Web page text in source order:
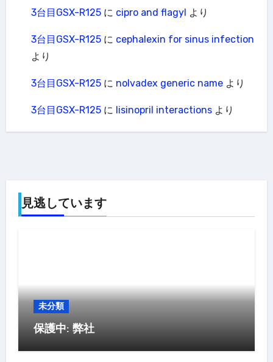
3台目GSX-R125に cipro and flagyl より
3台目GSX-R125に cephalexin for sinus infection
より
3台目GSX-R125に nolvadex generic nameより
3台目GSX-R125に lisinopril interactionsより
見逃しています
未分類
保護中: 弊社